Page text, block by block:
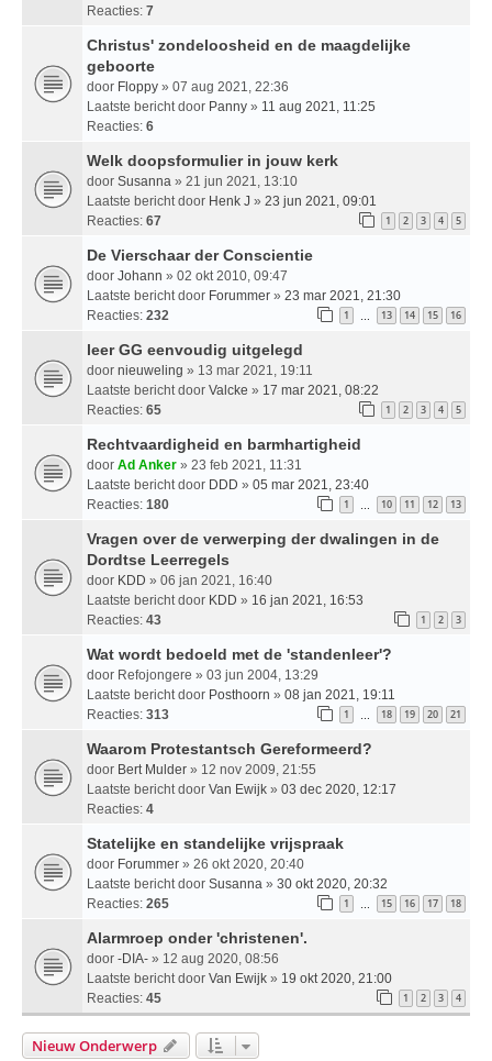
Reacties: 7
Christus' zondeloosheid en de maagdelijke
geboorte
door Floppy » 07 aug 2021, 22:36
Laatste bericht door Panny » 11 aug 2021, 11:25
Reacties: 6
Welk doopsformulier in jouw kerk
door Susanna » 21 jun 2021, 13:10
Laatste bericht door Henk J » 23 jun 2021, 09:01
Reacties: 67 1 2 3 4 5
De Vierschaar der Conscientie
door Johann » 02 okt 2010, 09:47
Laatste bericht door Forummer » 23 mar 2021, 21:30
Reacties: 232 1 … 13 14 15 16
leer GG eenvoudig uitgelegd
door nieuweling » 13 mar 2021, 19:11
Laatste bericht door Valcke » 17 mar 2021, 08:22
Reacties: 65 1 2 3 4 5
Rechtvaardigheid en barmhartigheid
door Ad Anker » 23 feb 2021, 11:31
Laatste bericht door DDD » 05 mar 2021, 23:40
Reacties: 180 1 … 10 11 12 13
Vragen over de verwerping der dwalingen in de
Dordtse Leerregels
door KDD » 06 jan 2021, 16:40
Laatste bericht door KDD » 16 jan 2021, 16:53
Reacties: 43 1 2 3
Wat wordt bedoeld met de 'standenleer'?
door Refojongere » 03 jun 2004, 13:29
Laatste bericht door Posthoorn » 08 jan 2021, 19:11
Reacties: 313 1 … 18 19 20 21
Waarom Protestantsch Gereformeerd?
door Bert Mulder » 12 nov 2009, 21:55
Laatste bericht door Van Ewijk » 03 dec 2020, 12:17
Reacties: 4
Statelijke en standelijke vrijspraak
door Forummer » 26 okt 2020, 20:40
Laatste bericht door Susanna » 30 okt 2020, 20:32
Reacties: 265 1 … 15 16 17 18
Alarmroep onder 'christenen'.
door -DIA- » 12 aug 2020, 08:56
Laatste bericht door Van Ewijk » 19 okt 2020, 21:00
Reacties: 45 1 2 3 4
Nieuw Onderwerp